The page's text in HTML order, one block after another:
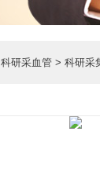
科研采血管 > 科研采